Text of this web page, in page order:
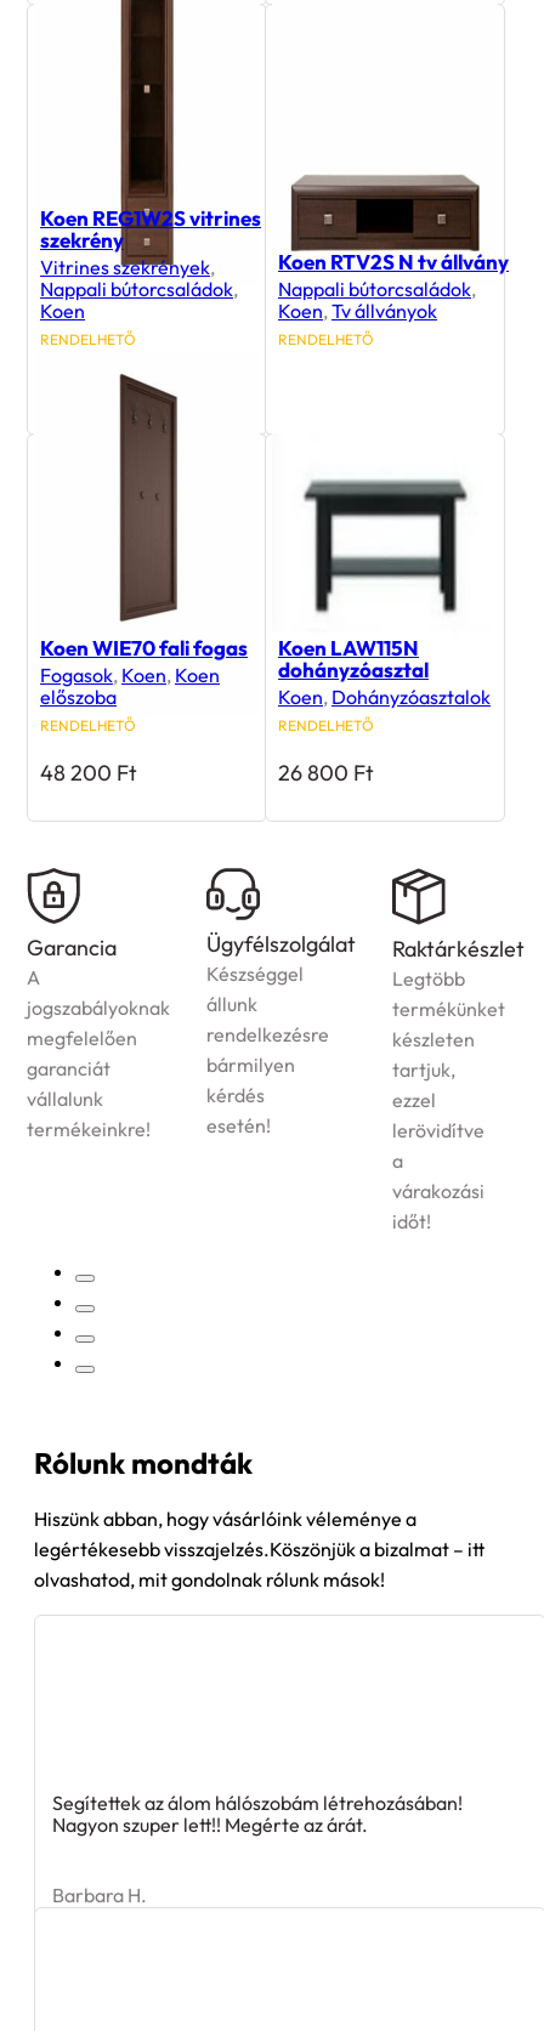
Koen REG1W2S vitrines
szekrény
Vitrines szekrények,
Nappali bútorcsaládok,
Koen
RENDELHETŐ
Ft
Koen RTV2S N tv állvány
Nappali bútorcsaládok,
Koen,Tv állványok
RENDELHETŐ
Koen WIE70 fali fogas
Fogasok, Koen, Koen
előszoba
RENDELHETŐ
48 200 Ft
Koen LAW115N
dohányzóasztal
Koen, Dohányzóasztalok
RENDELHETŐ
26 800 Ft
Ügyfélszolgálat
állunk
rendelkezésre
bármilyen
kérdés
esetén!
Raktárkészlet
Legtöbb
termékünket
készleten
tartjuk,
ezzel
lerövidítve
Az
ország
egész
területére
vállaljuk
megrendelt
termékek
kiszállítását!
Rólunk mondták
Hiszünk abban, hogy vásárlóink véleménye a
legértékesebb visszajelzés.Köszönjük a bizalmat – itt
olvashatod, mit gondolnak rólunk mások!
Segítettek az álom hálószobám létrehozásában!
Nagyon szuper lett!! Megérte az árát.
Barbara H.